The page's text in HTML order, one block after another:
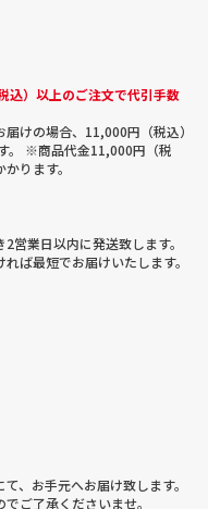
込）以上のご注文で代引手数
けの場合、11,000円（税込）
。 ※商品代金11,000円（税
ります。
営業日以内に発送致します。
ば最短でお届けいたします。
、お手元へお届け致します。
ご了承くださいませ。